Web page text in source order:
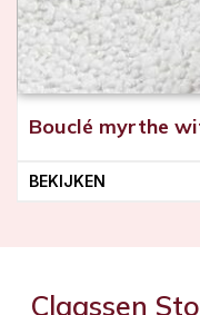
Bouclé myrthe
BEKIJKEN
Claassen